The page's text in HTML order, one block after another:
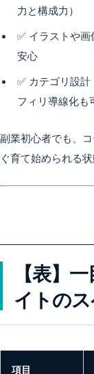
力と構成力）
✅ イラストや
安心
✅ カテゴリ設
フィリ導線化も
副業初心者でも、
ぐ育て始められる
【表】
イトの
項目